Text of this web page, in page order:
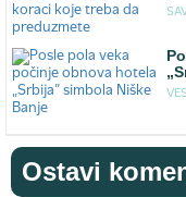
Ostavi